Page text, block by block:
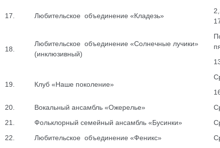
17. Любительское объединение «Кладезь»
18.
Любительское объединение «Солнечные лучики»
(инклюзивный)
19. Клуб «Наше поколение»
20.
Вокальный ансамбль «Ожерелье»
21.
Фольклорный семейный ансамбль «Бусинки»
22.
Любительское объединение «Феникс»